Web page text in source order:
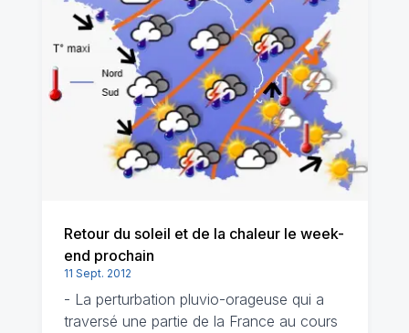
Retour du soleil et de la chaleur le week-
end prochain
11 Sept. 2012
- La perturbation pluvio-orageuse qui a
traversé une partie de la France au cours